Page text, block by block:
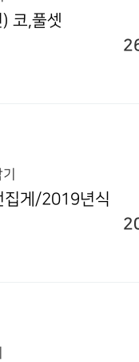
코,풀셋
집게/2019년식